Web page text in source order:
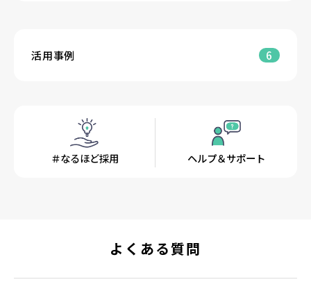
活用事例 6
＃なるほど採用 ヘルプ＆サポート
よくある質問